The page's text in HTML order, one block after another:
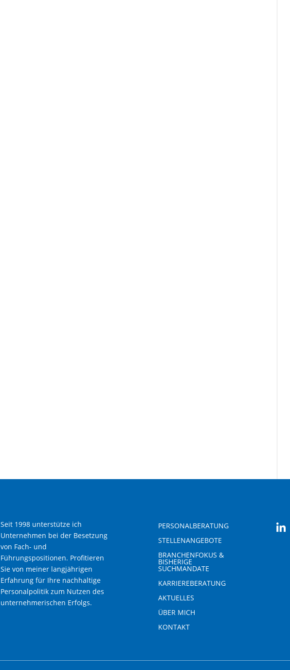
Seit 1998 unterstütze ich
Unternehmen bei der Besetzung
von Fach- und
Führungspositionen. Profitieren
Sie von meiner langjährigen
Erfahrung für Ihre nachhaltige
Personalpolitik zum Nutzen des
unternehmerischen Erfolgs.
PERSONALBERATUNG
STELLENANGEBOTE
BRANCHENFOKUS &
BISHERIGE
SUCHMANDATE
KARRIEREBERATUNG
AKTUELLES
ÜBER MICH
KONTAKT